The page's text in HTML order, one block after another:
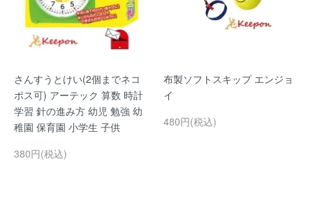
さんすうとけい(2個までネコ
ポス可) アーテック 算数 時計
学習 針の進み方 幼児 勉強 幼
稚園 保育園 小学生 子供
380円(税込)
布製ソフトスキップ エンジョ
イ
480円(税込)